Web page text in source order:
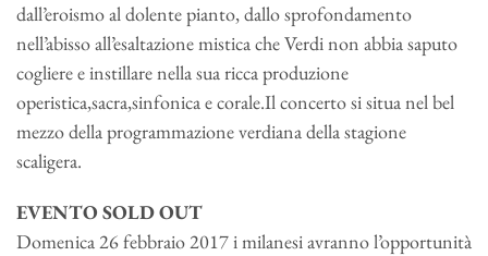
dall’eroismo al dolente pianto, dallo sprofondamento
nell’abisso all’esaltazione mistica che Verdi non abbia saputo
cogliere e instillare nella sua ricca produzione
operistica,sacra,sinfonica e corale.Il concerto si situa nel bel
mezzo della programmazione verdiana della stagione
scaligera.
EVENTO SOLD OUT
Domenica 26 febbraio 2017 i milanesi avranno l’opportunità